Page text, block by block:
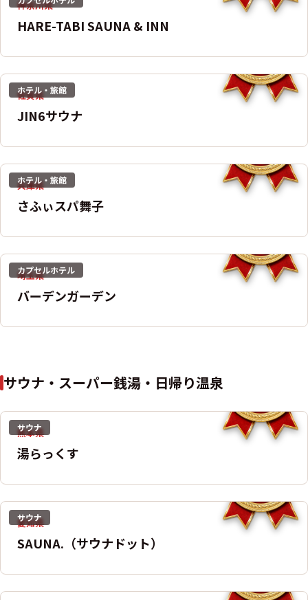
神奈川県
HARE-TABI SAUNA & INN
ホテル・旅館
佐賀県
JIN6サウナ
ホテル・旅館
兵庫県
さふぃスパ舞子
カプセルホテル
埼玉県
バーデンガーデン
サウナ・スーパー銭湯・日帰り温泉
サウナ
熊本県
湯らっくす
サウナ
愛知県
SAUNA.（サウナドット）